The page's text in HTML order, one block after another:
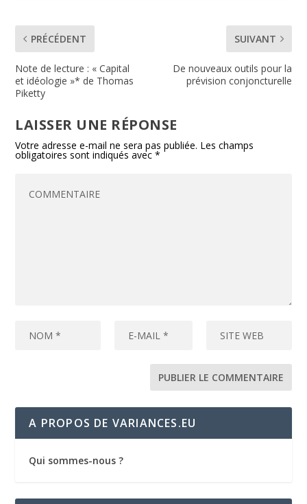
PRÉCÉDENT
Note de lecture : « Capital
et idéologie »* de Thomas
Piketty
SUIVANT
De nouveaux outils pour la
prévision conjoncturelle
LAISSER UNE RÉPONSE
Votre adresse e-mail ne sera pas publiée. Les champs
obligatoires sont indiqués avec*
A PROPOS DE VARIANCES.EU
Qui sommes-nous ?